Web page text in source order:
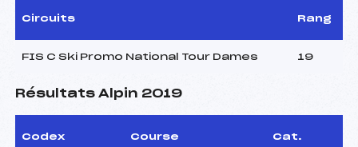
Circuits Rang
FIS C Ski Promo National Tour Dames 19
Résultats Alpin 2019
Codex Course Cat.